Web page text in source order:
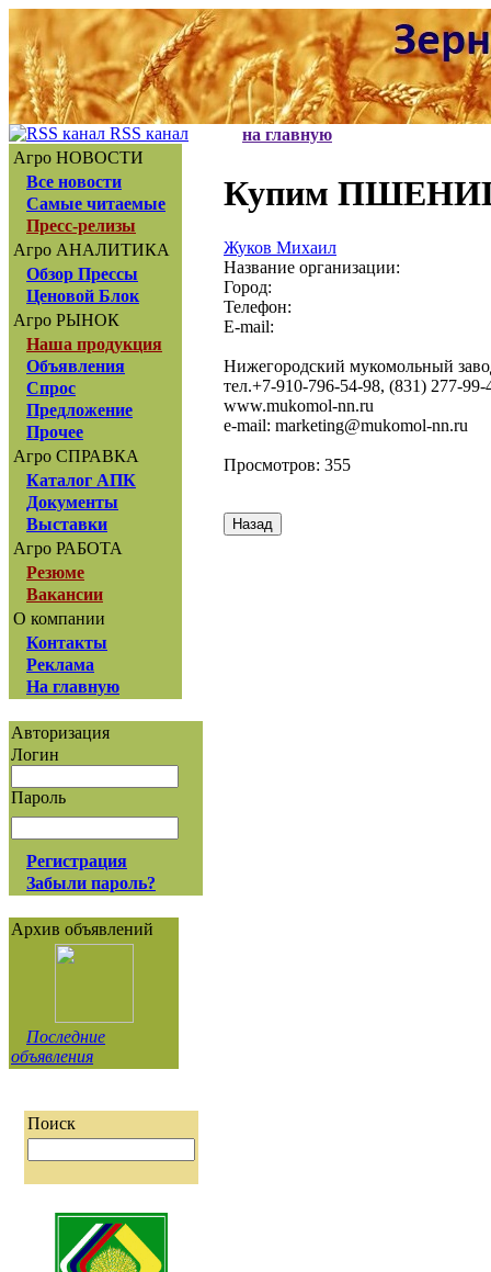
RSS канал
Агро НОВОСТИ
Все новости
Самые читаемые
Пресс-релизы
Агро АНАЛИТИКА
Обзор Прессы
Ценовой Блок
Агро РЫНОК
Наша продукция
Объявления
Спрос
Предложение
Прочее
Агро СПРАВКА
Каталог АПК
Документы
Выставки
Агро РАБОТА
Резюме
Вакансии
О компании
Контакты
Реклама
На главную
Авторизация
Логин
Пароль
Регистрация
Забыли пароль?
Архив объявлений
Последние
объявления
Поиск
на главную
Купим
Жуков Михаил
Название организации:
Город:
Телефон:
E-mail:
Нижегородский мукомольный
тел.+7-910-796-54-98, (831) 277-
www.mukomol-nn.ru
e-mail: marketing@mukomol-nn.ru
Просмотров: 355